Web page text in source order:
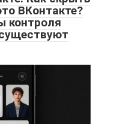
ВКонтакте?
контроля